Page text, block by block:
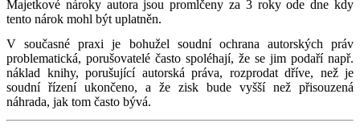
Majetkové nároky autora jsou promlčeny za 3 roky ode dne kdy
tento nárok mohl být uplatněn.
V současné praxi je bohužel soudní ochrana autorských práv
problematická, porušovatelé často spoléhají, že se jim podaří např.
náklad knihy, porušující autorská práva, rozprodat dříve, než je
soudní řízení ukončeno, a že zisk bude vyšší než přisouzená
náhrada, jak tom často bývá.